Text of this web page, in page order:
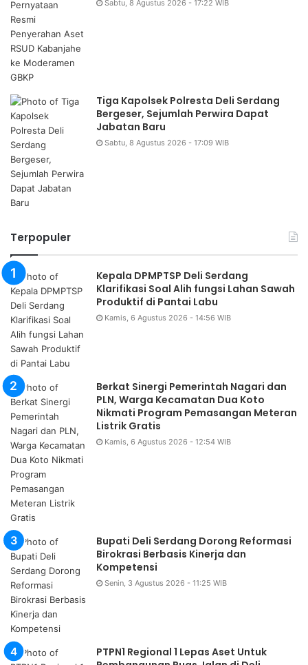
Sabtu, 8 Agustus 2026 - 17:22 WIB
Tiga Kapolsek Polresta Deli Serdang
Bergeser, Sejumlah Perwira Dapat
Jabatan Baru
Sabtu, 8 Agustus 2026 - 17:09 WIB
Terpopuler
Kepala DPMPTSP Deli Serdang
Klarifikasi Soal Alih fungsi Lahan Sawah
Produktif di Pantai Labu
Kamis, 6 Agustus 2026 - 14:56 WIB
Berkat Sinergi Pemerintah Nagari dan
PLN, Warga Kecamatan Dua Koto
Nikmati Program Pemasangan Meteran
Listrik Gratis
Kamis, 6 Agustus 2026 - 12:54 WIB
Bupati Deli Serdang Dorong Reformasi
Birokrasi Berbasis Kinerja dan
Kompetensi
Senin, 3 Agustus 2026 - 11:25 WIB
PTPN1 Regional 1 Lepas Aset Untuk